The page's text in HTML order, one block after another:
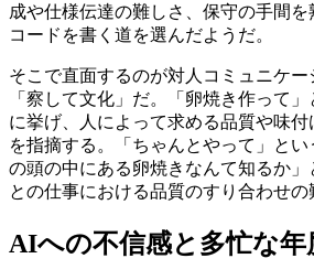
成や仕様伝達の難しさ、保守の手間
コードを書く道を選んだようだ。
そこで直面するのが対人コミュニケ
「察して文化」だ。「卵焼き作って
に挙げ、人によって求める品質や味
を指摘する。「ちゃんとやって」と
の頭の中にある卵焼きなんて知るか
との仕事における品質のすり合わせの
AIへの不信感と多忙な